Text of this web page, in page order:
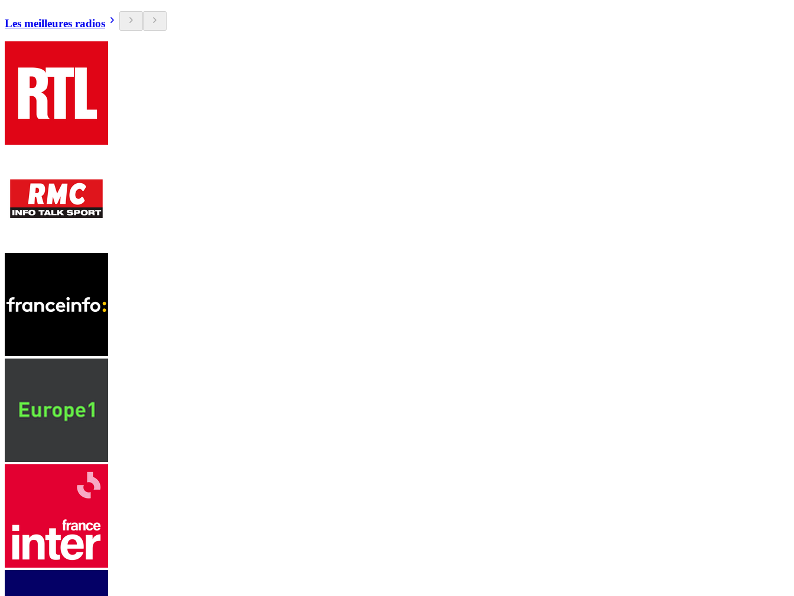
Les meilleures radios